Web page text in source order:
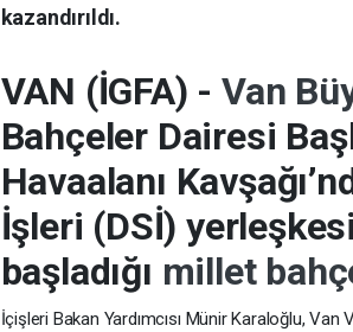
kazandırıldı.
VAN (İGFA) -Van
Bahçeler Dairesi
Havaalanı
İşleri (DSİ)
başladığı millet
İçişleri Bakan Yardımcısı Münir Karaloğlu,